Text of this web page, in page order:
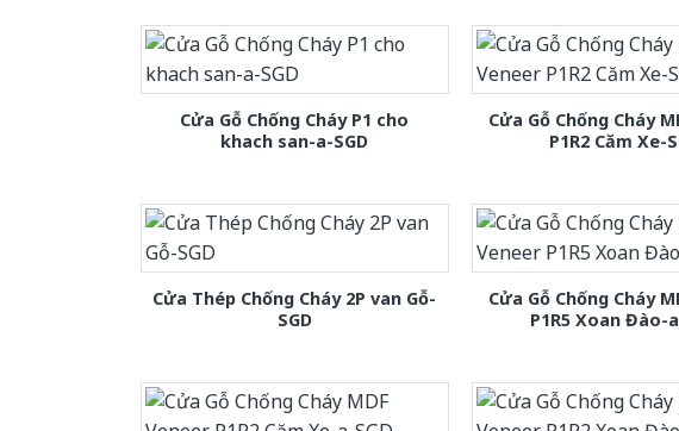
Cửa Gỗ Chống Cháy P1 cho
khach san-a-SGD
Cửa Gỗ Chống Cháy
P1R2 Căm Xe-
Cửa Thép Chống Cháy 2P van Gỗ-
SGD
Cửa Gỗ Chống Cháy
P1R5 Xoan Đào-